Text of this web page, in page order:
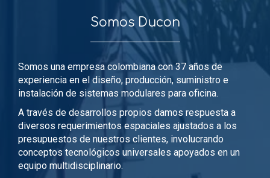
Somos Ducon
Somos una empresa colombiana con 37 años de
experiencia en el diseño, producción, suministro e
instalación de sistemas modulares para oficina.
A través de desarrollos propios damos respuesta a
diversos requerimientos espaciales ajustados a los
presupuestos de nuestros clientes, involucrando
conceptos tecnológicos universales apoyados en un
equipo multidisciplinario.